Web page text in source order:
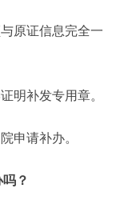
原证信息完全一
明补发专用章。
申请补办。
吗？